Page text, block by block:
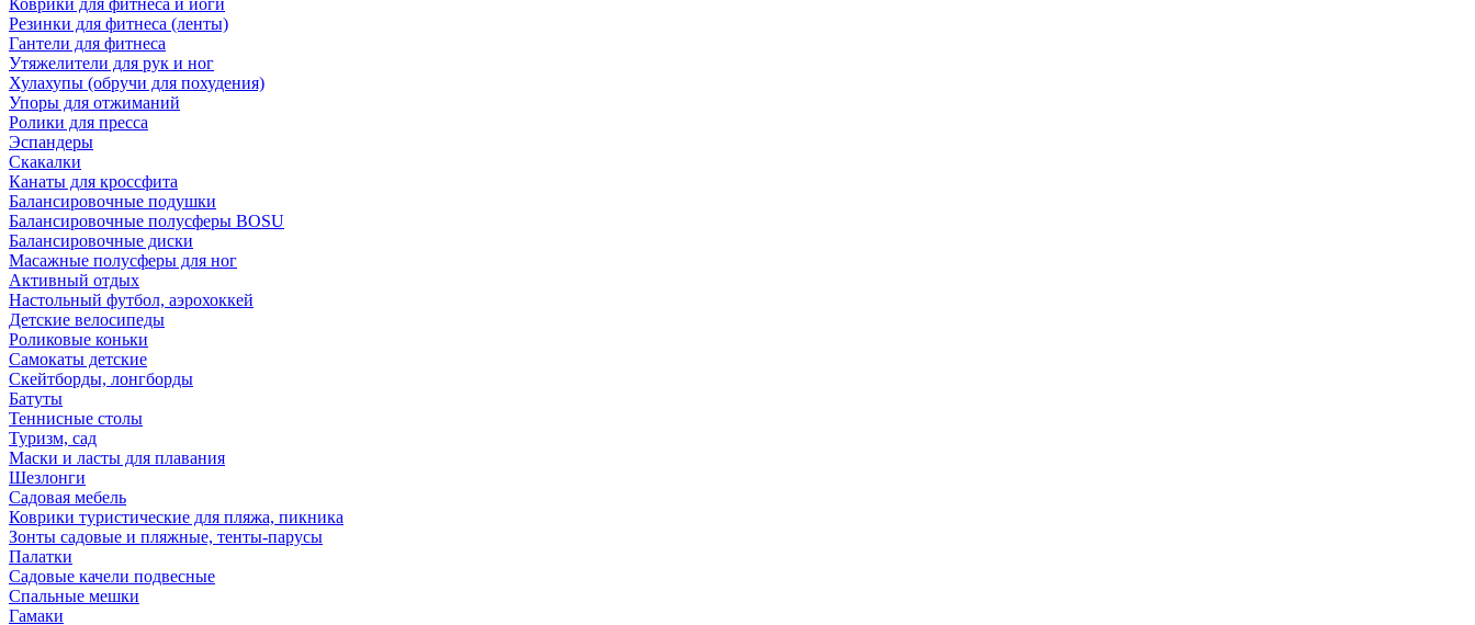
Коврики для фитнеса и йоги
Резинки для фитнеса (ленты)
Гантели для фитнеса
Утяжелители для рук и ног
Хулахупы (обручи для похудения)
Упоры для отжиманий
Ролики для пресса
Эспандеры
Скакалки
Канаты для кроссфита
Балансировочные подушки
Балансировочные полусферы BOSU
Балансировочные диски
Масажные полусферы для ног
Активный отдых
Настольный футбол, аэрохоккей
Детские велосипеды
Роликовые коньки
Самокаты детские
Скейтборды, лонгборды
Батуты
Теннисные столы
Туризм, сад
Маски и ласты для плавания
Шезлонги
Садовая мебель
Коврики туристические для пляжа, пикника
Зонты садовые и пляжные, тенты-парусы
Палатки
Садовые качели подвесные
Спальные мешки
Гамаки